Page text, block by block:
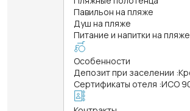
Павильон на пляже
Душ на пляже
Питание и напитки на
Особенности
Депозит при заселении :
Сертификаты отеля :ИСО